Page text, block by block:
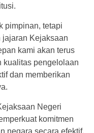
pimpinan, tetapi
jajaran Kejaksaan
kami akan terus
kualitas pengelolaan
dan memberikan
Negeri
komitmen
negara secara efektif,